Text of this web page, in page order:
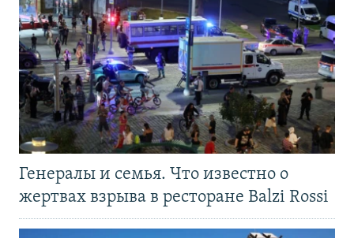
Генералы и семья. Что известно о
жертвах взрыва в ресторане Balzi Rossi